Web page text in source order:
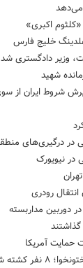
می‌دهد
وزیر دادگستری شد
شهید
شروط ایران از
در درگیری‌های
در نیویورک
رودری
آمریکا
کشته شدند